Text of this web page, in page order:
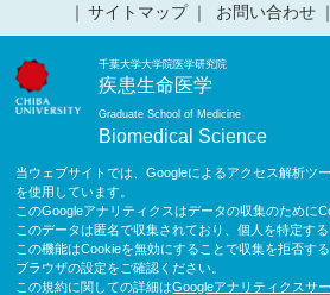
サイトマップ お問い合わせ
千葉大学大学院医学研究院
疾患生命医学
Graduate School of Medicine
Biomedical Science
当ウェブサイトでは、Googleによるアクセス解析ツ
を使用しています。
このGoogleアナリティクスはデータの収集のために
このデータは匿名で収集されており、個人を特定する
この機能はCookieを無効にすることで収集を拒否す
ブラウザの設定をご確認ください。
この規約に関しての詳細はGoogleアナリティクスサ